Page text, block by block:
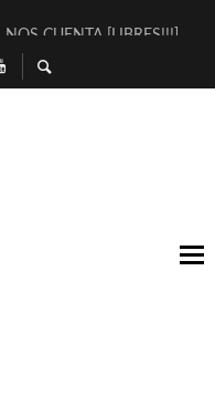
NOS CUENTA [LIBRES!!!]
SANDRA MONFORT
TEATRAL CLAUDIO
DEL TOMATAZO
EN #EXVITA
[BITÁCORA 3.0] EN EXVITA
EXVITA [RELATIVA
A SERRAT